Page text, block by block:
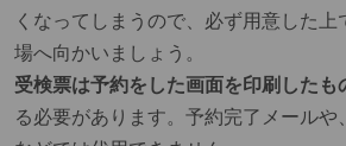
くなってしまうので、必ず用意した上
場へ向かいましょう。
受検票は予約をした画面を印刷したも
る必要があります。予約完了メールや